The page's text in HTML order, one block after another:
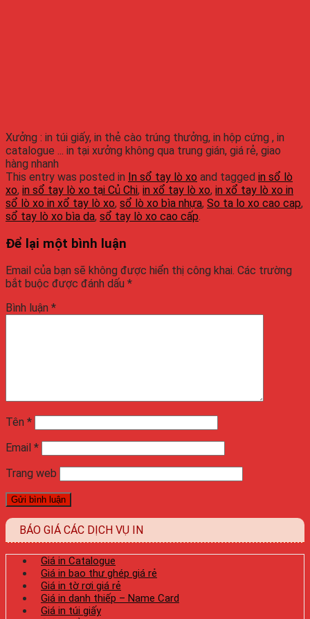
Xưởng : in túi giấy, in thẻ cào trúng thưởng, in hộp cứng , in
catalogue ... in tại xưởng không qua trung gián, giá rẻ, giao
hàng nhanh
This entry was posted in In sổ tay lò xo and tagged in sổ lò
xo, in sổ tay lò xo tại Củ Chi, in xổ tay lò xo, in xổ tay lò xo in
sổ lò xo in xổ tay lò xo, sổ lò xo bìa nhựa, So ta lo xo cao cap,
sổ tay lò xo bìa da, sổ tay lò xo cao cấp.
Để lại một bình luận
Email của bạn sẽ không được hiển thị công khai. Các trường
bắt buộc được đánh dấu *
Bình luận *
Tên *
Email *
Trang web
BÁO GIÁ CÁC DỊCH VỤ IN
Giá in Catalogue
Giá in bao thư ghép giá rẻ
Giá in tờ rơi giá rẻ
Giá in danh thiếp – Name Card
Giá in túi giấy